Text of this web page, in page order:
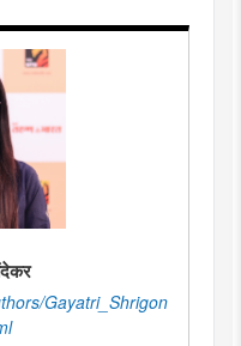
Gayatri_Shrigon